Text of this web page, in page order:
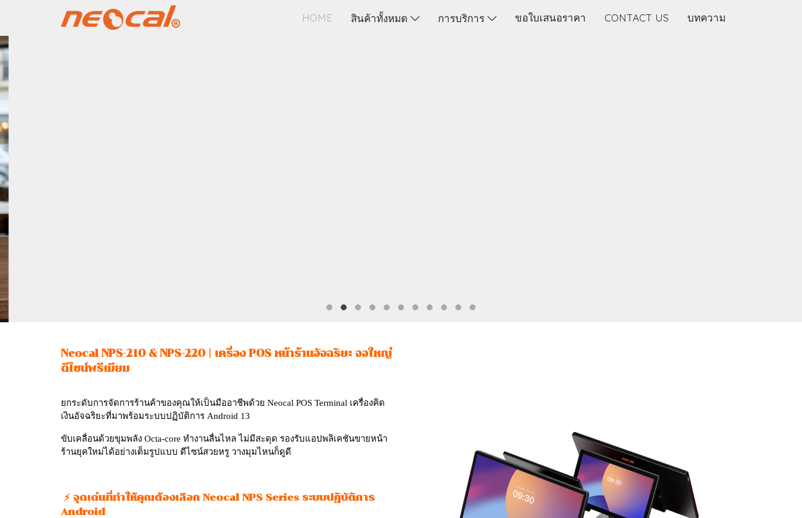
HOME สินค้าทั้งหมด การบริการ ขอใบเสนอราคา CONTACT US บทความ
Neocal NPS-210 & NPS-220 | เครื่อง POS หน้าร้านอัจฉริยะ จอใหญ่
ดีไซน์พรีเมียม
ยกระดับการจัดการร้านค้าของคุณให้เป็นมืออาชีพด้วย Neocal POS Terminal เครื่องคิด
เงินอัจฉริยะที่มาพร้อมระบบปฏิบัติการ Android 13
ขับเคลื่อนด้วยขุมพลัง Octa-core ทำงานลื่นไหล ไม่มีสะดุด รองรับแอปพลิเคชันขายหน้า
ร้านยุคใหม่ได้อย่างเต็มรูปแบบ ดีไซน์สวยหรู วางมุมไหนก็ดูดี
⚡ จุดเด่นที่ทำให้คุณต้องเลือก Neocal NPS Series ระบบปฏิบัติการ
Android